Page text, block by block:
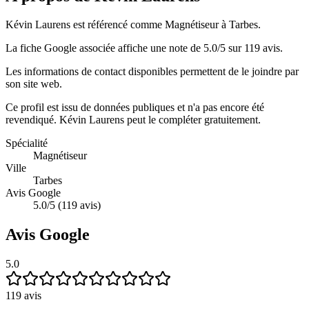
Kévin Laurens est référencé comme Magnétiseur à Tarbes.
La fiche Google associée affiche une note de 5.0/5 sur 119 avis.
Les informations de contact disponibles permettent de le joindre par
son site web.
Ce profil est issu de données publiques et n'a pas encore été
revendiqué. Kévin Laurens peut le compléter gratuitement.
Spécialité
Magnétiseur
Ville
Tarbes
Avis Google
5.0/5 (119 avis)
Avis Google
5.0
119 avis